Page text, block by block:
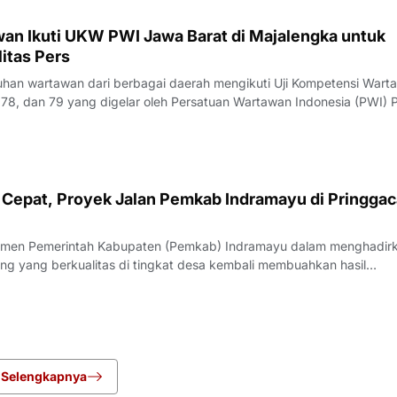
Ikuti UKW PWI Jawa Barat di Majalengka untuk
Pers
wartawan dari berbagai daerah mengikuti Uji Kompetensi
dan 79 yang digelar oleh Persatuan Wartawan Indonesia (PWI)
Rabu (22/7/2026).Pelaksana Tugas (Plt) Ketua PWI Jawa
Proyek Jalan Pemkab Indramayu di
Pemerintah Kabupaten (Pemkab) Indramayu dalam
yang berkualitas di tingkat desa kembali membuahkan hasil
yang apik antara pemangku kebijakan dan penyedia jasa, proyek
Selengkapnya